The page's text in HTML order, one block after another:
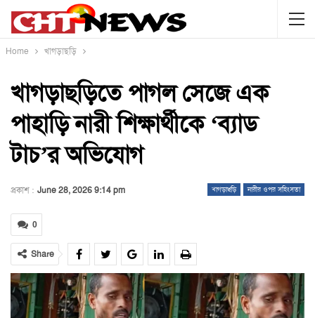
Home খাগড়াছড়ি
খাগড়াছড়িতে পাগল সেজে এক
পাহাড়ি নারী শিক্ষার্থীকে ‘ব্যাড
টাচ’র অভিযোগ
খাগড়াছড়ি নারীর ওপর সহিংসতা
প্রকাশ : June 28, 2026 9:14 pm
0
Share